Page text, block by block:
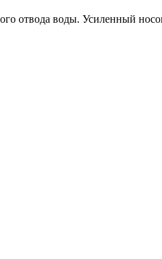
отвода воды. Усиленный